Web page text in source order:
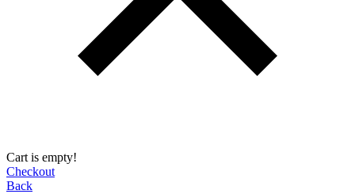
Cart is empty!
Checkout
Back